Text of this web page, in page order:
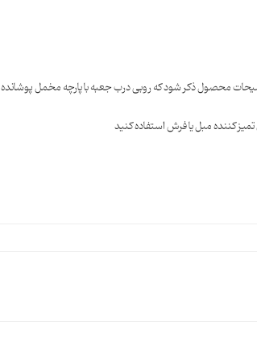
محصول ذکر شود که روبی درب جعبه با پارچه مخمل
کننده مبل یا فرش استفاده کنید